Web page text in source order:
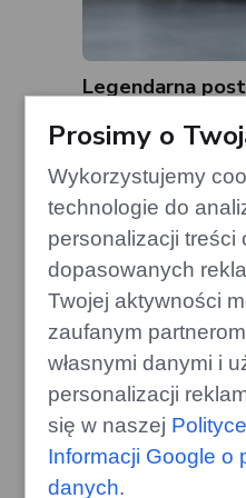
Legendarna
JAPFEST!
Prosimy o
Wykorzystujemy
technologie do
personalizacji treści
dopasowanych
Twojej aktywności
zaufanym
własnymi danymi i
personalizacji
się w naszej
Informacji Google o
danych.